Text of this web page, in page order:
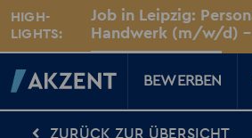
HIGH-
LIGHTS:
Job in Leipzig:
Handwerk (m/w/d) –
unbefristetLeipzig
Für Sie vor Ort
BEWERBEN
ZURÜCK ZUR ÜBERSICHT